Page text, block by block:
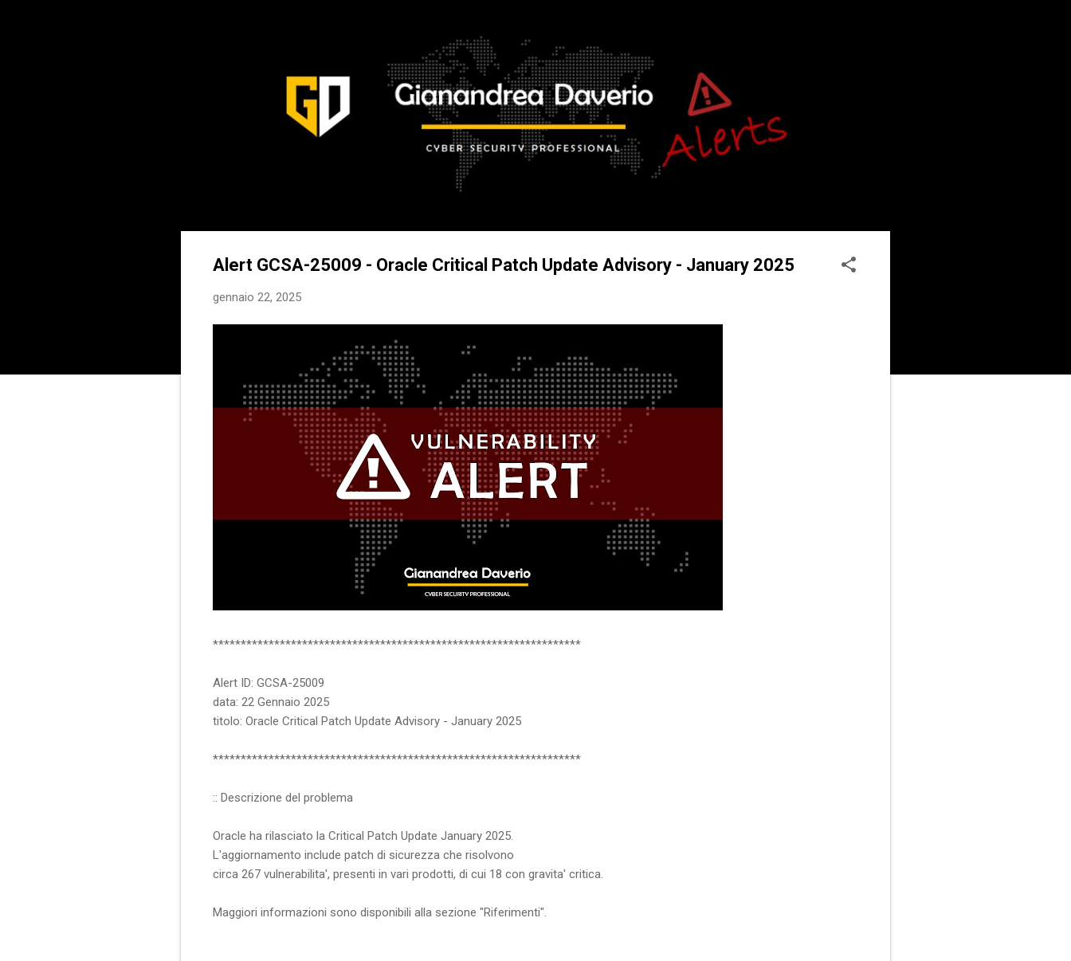
Alert GCSA-25009 - Oracle Critical Patch Update Advisory - January 2025
gennaio 22, 2025
******************************************************************
Alert ID: GCSA-25009
data: 22 Gennaio 2025
titolo: Oracle Critical Patch Update Advisory - January 2025
******************************************************************
:: Descrizione del problema
Oracle ha rilasciato la Critical Patch Update January 2025.
L'aggiornamento include patch di sicurezza che risolvono
circa 267 vulnerabilita', presenti in vari prodotti, di cui 18 con gravita' critica.
Maggiori informazioni sono disponibili alla sezione "Riferimenti".